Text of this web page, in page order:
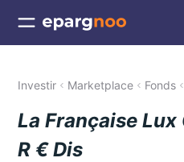
Investir Marketplace Fonds
La Française
R € Dis